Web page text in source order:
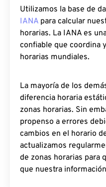
Utilizamos la base de
IANA para calcular
horarias. La IANA es
confiable que coordina
horarias mundiales.
La mayoría de los
diferencia horaria
zonas horarias. Sin
propenso a errores
cambios en el horario
actualizamos
de zonas horarias para
que nuestra